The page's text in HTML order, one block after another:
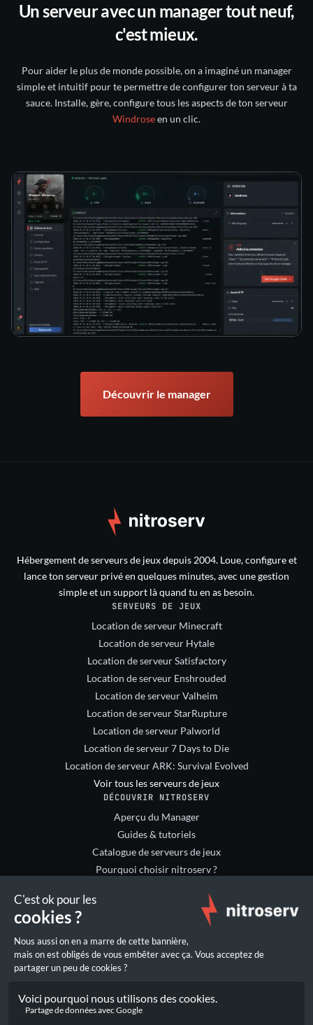
conservée pendant 6 mois
compte Twitter/X
Un serveur avec un manager tout neuf,
c'est mieux.
Pour aider le plus de monde possible, on a imaginé un manager
simple et intuitif pour te permettre de configurer ton serveur à ta
sauce. Installe, gère, configure tous les aspects de ton serveur
Windroseen un clic.
Découvrir le manager
Hébergement de serveurs de jeux depuis 2004. Loue, configure et
lance ton serveur privé en quelques minutes, avec une gestion
simple et un support là quand tu en as besoin.
SERVEURS DE JEUX
Location de serveur Minecraft
Location de serveur Hytale
Location de serveur Satisfactory
Location de serveur Enshrouded
Location de serveur Valheim
Location de serveur StarRupture
Location de serveur Palworld
Location de serveur 7 Days to Die
Location de serveur ARK: Survival Evolved
Voir tous les serveurs de jeux
DÉCOUVRIR NITROSERV
Aperçu du Manager
Guides & tutoriels
Catalogue de serveurs de jeux
Pourquoi choisir nitroserv ?
Twitter / X
LÉGAL
Conditions de location
Politique de confidentialité